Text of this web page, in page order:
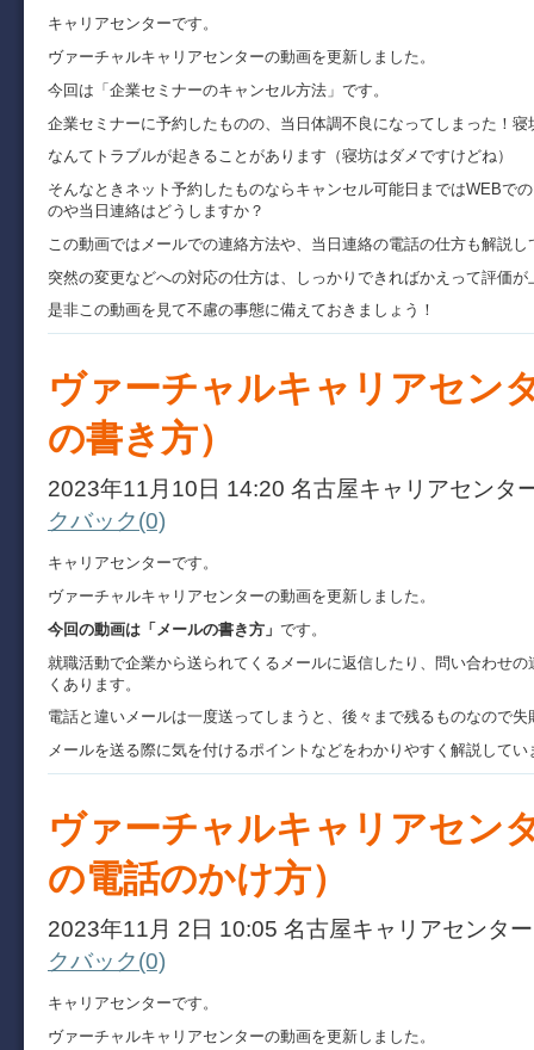
キャリアセンターです。
ヴァーチャルキャリアセンターの動画を更新しました。
今回は「企業セミナーのキャンセル方法」です。
企業セミナーに予約したものの、当日体調不良になってしまった！
なんてトラブルが起きることがあります（寝坊はダメですけどね）
そんなときネット予約したものならキャンセル可能日まではWEBで
のや当日連絡はどうしますか？
この動画ではメールでの連絡方法や、当日連絡の電話の仕方も解説し
突然の変更などへの対応の仕方は、しっかりできればかえって評価
是非この動画を見て不慮の事態に備えておきましょう！
ヴァーチャルキャリアセン
の書き方）
2023年11月10日 14:20 名古屋キャリアセンタ
クバック(0)
キャリアセンターです。
ヴァーチャルキャリアセンターの動画を更新しました。
今回の動画は「メールの書き方」 です。
就職活動で企業から送られてくるメールに返信したり、問い合わせ
くあります。
電話と違いメールは一度送ってしまうと、後々まで残るものなので
メールを送る際に気を付けるポイントなどをわかりやすく解説して
ヴァーチャルキャリアセン
の電話のかけ方）
2023年11月 2日 10:05 名古屋キャリアセンタ
クバック(0)
キャリアセンターです。
ヴァーチャルキャリアセンターの動画を更新しました。